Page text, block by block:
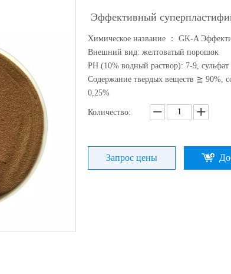
Эффективный
Химическое название ： GK-A
Внешний вид: желтоватый порошок
PH (10% водный раствор): 7-9,
Содержание твердых веществ ≧ 90%,
0,25%
Количество:
Запрос цены